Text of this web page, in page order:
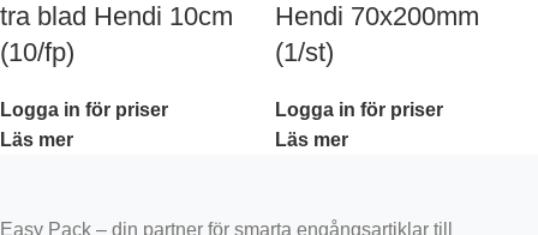
tra blad Hendi 10cm
(10/fp)
Logga in för priser
Läs mer
Hendi 70x200mm
(1/st)
Logga in för priser
Läs mer
Easy Pack – din partner för smarta engångsartiklar till